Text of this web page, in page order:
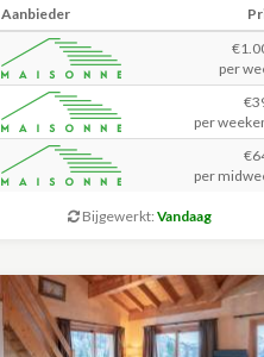
Aanbieder
per
per
per
Bijgewerkt: Vandaag